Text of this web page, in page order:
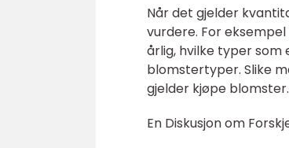
Når det gjelder
vurdere. For
årlig, hvilke typer
blomstertyper. Slike
gjelder kjøpe blomster.
En Diskusjon om